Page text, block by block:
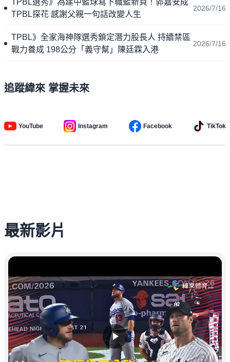
TPBL選秀》為建中籃球寫下職籃新頁！郭嘉安成
TPBL探花 感謝父親一句話改變人生
2026/7/16
TPBL》全家海神隊選秀鎖定潛力股長人 持續禁區
戰力養成 198公分「義守幫」陳廷霖入港
2026/7/16
追蹤緯來 掌握未來
YouTube Instagram Facebook TikTok
最新影片